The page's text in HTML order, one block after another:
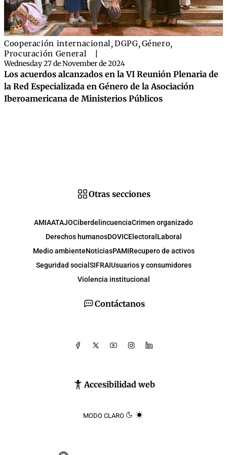
Cooperación internacional,DGPG,Género,
Procuración General
Wednesday 27 de November de 2024
Los acuerdos alcanzados en la VI Reunión Plenaria de
la Red Especializada en Género de la Asociación
Iberoamericana de Ministerios Públicos
Contáctanos
Accesibilidad web
MODO CLARO
Otras secciones
AMIAATAJOCiberdelincuenciaCrimen organizado
Derechos humanosDOVICElectoral Laboral
Medio ambienteNoticiasPAMIRecupero de activos
Seguridad social SIFRAIUsuarios y consumidores
Violencia institucional